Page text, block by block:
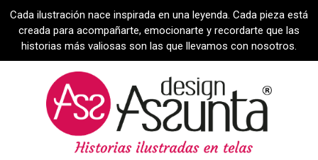
Cada ilustración nace inspirada en una leyenda. Cada pieza está
creada para acompañarte, emocionarte y recordarte que las
historias más valiosas son las que llevamos con nosotros.